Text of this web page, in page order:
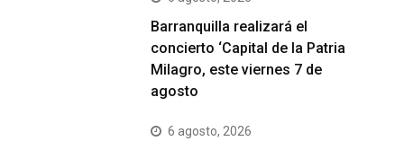
Barranquilla realizará el
concierto ‘Capital de la Patria
Milagro, este viernes 7 de
agosto
6 agosto, 2026